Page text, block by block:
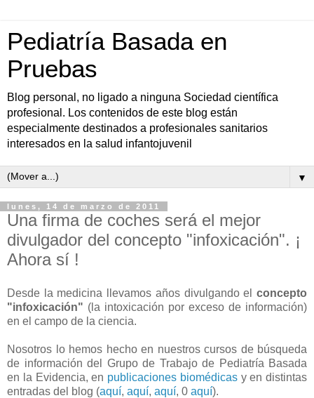
Pediatría Basada en
Pruebas
Blog personal, no ligado a ninguna Sociedad científica
profesional. Los contenidos de este blog están
especialmente destinados a profesionales sanitarios
interesados en la salud infantojuvenil
▼
lunes, 14 de marzo de 2011
Una firma de coches será el mejor
divulgador del concepto "infoxicación". ¡
Ahora sí !
Desde la medicina llevamos años divulgando el concepto
"infoxicación" (la intoxicación por exceso de información)
en el campo de la ciencia.
Nosotros lo hemos hecho en nuestros cursos de búsqueda
de información del Grupo de Trabajo de Pediatría Basada
en la Evidencia, en publicaciones biomédicasy en distintas
entradas del blog (aquí, aquí, aquí, 0 aquí).